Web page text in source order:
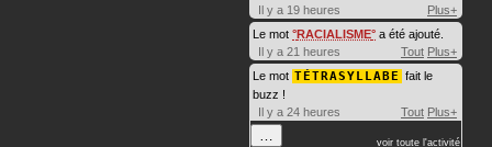
Il y a 19 heures
Plus+
Le mot RACIALISME a été ajouté.
Il y a 21 heures
Tout Plus+
Le mot TÉTRASYLLABE fait le
buzz !
Il y a 24 heures
Tout Plus+
… voir toute l'activité